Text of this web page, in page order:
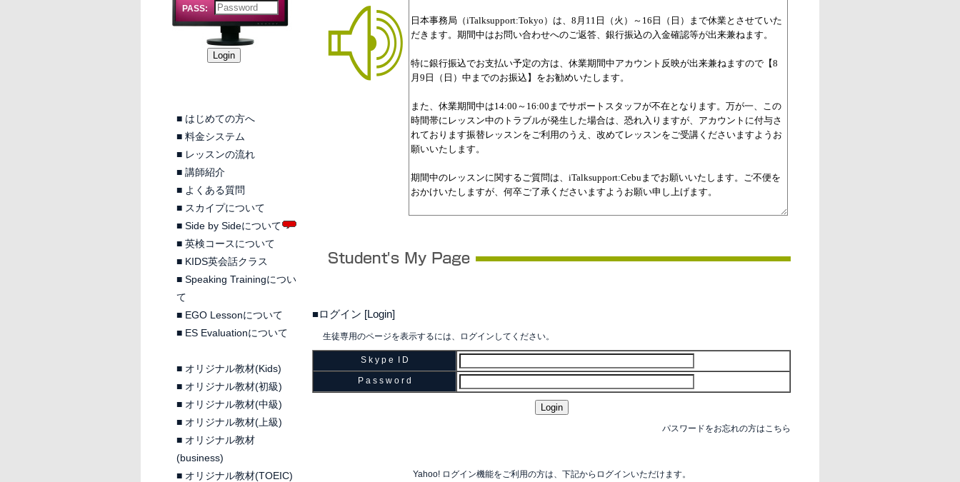
PASS:
■ はじめての方へ
■ 料金システム
■ レッスンの流れ
■ 講師紹介
■ よくある質問
■ スカイプについて
■ Side by Sideについて
■ 英検コースについて
■ KIDS英会話クラス
■ Speaking Trainingについ
て
■ EGO Lessonについて
■ ES Evaluationについて
■ オリジナル教材(Kids)
■ オリジナル教材(初級)
■ オリジナル教材(中級)
■ オリジナル教材(上級)
■ オリジナル教材
(business)
■ オリジナル教材(TOEIC)
■ログイン [Login]
生徒専用のページを表示するには、ログインしてください。
S k y p e I D
P a s s w o r d
パスワードをお忘れの方はこちら
Yahoo! ログイン機能をご利用の方は、下記からログインいただけます。